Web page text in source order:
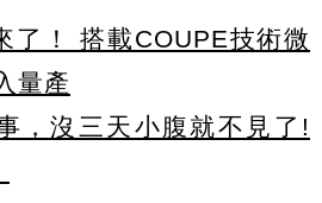
了！ 搭載COUPE技術微
量產
，沒三天小腹就不見了!